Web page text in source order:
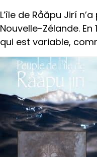
L’île de Råăpu Jirí
Nouvelle-Zélande.
qui est variable,